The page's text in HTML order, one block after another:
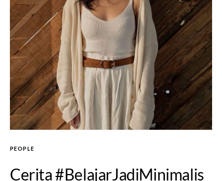
PEOPLE
Cerita #BelajarJadiMinimalis